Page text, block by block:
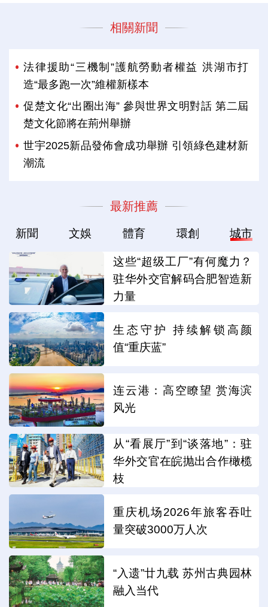
相關新聞
法律援助“三機制”護航勞動者權益 洪湖市打
造“最多跑一次”維權新樣本
促楚文化“出圈出海” 參與世界文明對話 第二屆
楚文化節將在荊州舉辦
世宇2025新品發佈會成功舉辦 引領綠色建材新
潮流
最新推薦
新聞 文娛 體育 環創 城市
这些“超级工厂”有何魔力？
驻华外交官解码合肥智造新
力量
生态守护 持续解锁高颜
值“重庆蓝”
连云港：高空瞭望 赏海滨
风光
从“看展厅”到“谈落地”：驻
华外交官在皖抛出合作橄榄
枝
重庆机场2026年旅客吞吐
量突破3000万人次
“入遗”廿九载 苏州古典园林
融入当代